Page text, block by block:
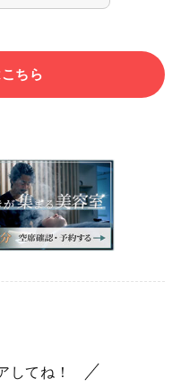
ちら
してね！